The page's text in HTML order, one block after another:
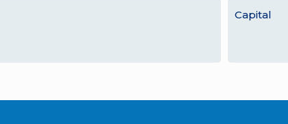
Capital